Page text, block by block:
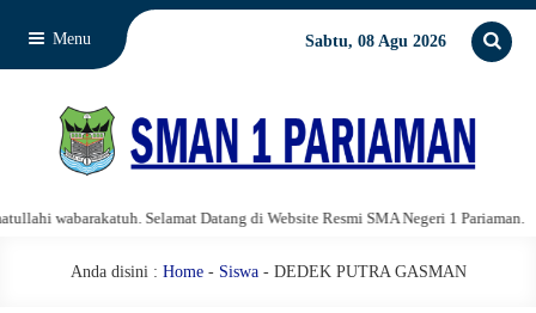
Menu Sabtu, 08 Agu 2026
wabarakatuh. Selamat Datang di Website Resmi SMA Negeri 1 Pariaman.
Anda disini : Home- Siswa- DEDEK PUTRA GASMAN